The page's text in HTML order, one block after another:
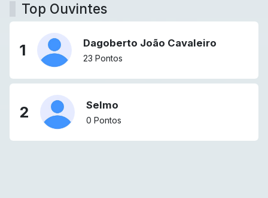
Top Ouvintes
1 Dagoberto João Cavaleiro
23 Pontos
2 Selmo
0 Pontos